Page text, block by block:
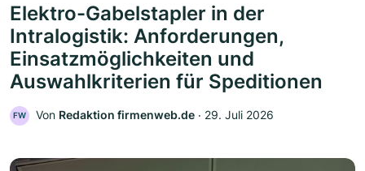
Elektro-Gabelstapler in der
Intralogistik: Anforderungen,
Einsatzmöglichkeiten und
Auswahlkriterien für Speditionen
FW Von Redaktion firmenweb.de ‧ 29. Juli 2026